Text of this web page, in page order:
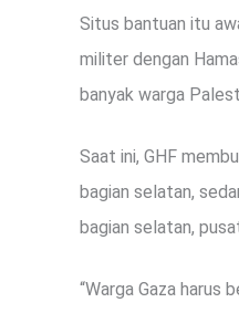
Situs bantuan itu
militer dengan
banyak warga
Saat ini, GHF
bagian selatan,
bagian selatan,
“Warga Gaza harus